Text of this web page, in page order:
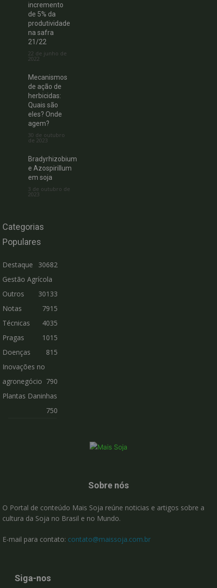
incremento
de 5% da
produtividade
na safra
21/22
22 de junho de
2022
Mecanismos
de ação de
herbicidas:
Quais são
eles? Onde
agem?
30 de outubro
de 2023
Bradyrhizobium
e Azospirillum
em soja
3 de outubro de
2023
Categorias
Populares
Destaque
30682
Gestão Agrícola
30133
Outros
7915
Notas
Técnicas
4035
Pragas
1015
Doenças
815
Inovações no
agronegócio 790
Plantas Daninhas
750
Sobre nós
O Portal de conteúdo Mais Soja reúne noticias e artigos sobre a
cultura da Soja no Brasil e no Mundo.
E-mail para contato: contato@maissoja.com.br
Siga-nos